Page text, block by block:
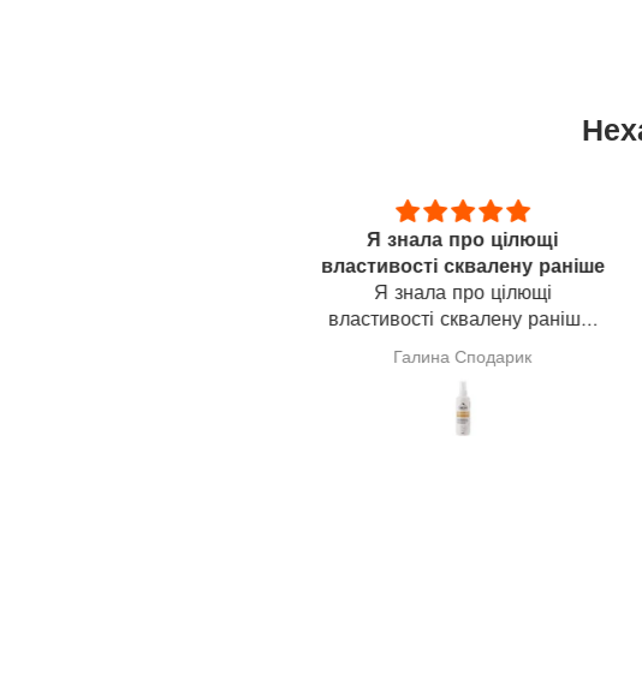
Я знала про цілющі
властивості сквалену раніше
Я знала про цілющі
властивості сквалену раніше,
тому його і замовила. Надіюся,
що допоможе мені в лікуванні
щитовидної залози(узли). На
разі про результат говорити
Галина Сподарик